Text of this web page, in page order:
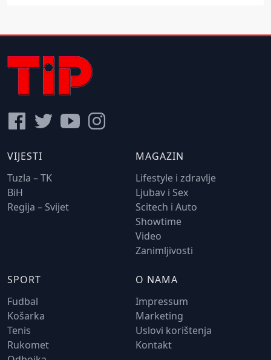
VIJESTI
Tuzla – TK
BiH
Regija – Svijet
MAGAZIN
Lifestyle i zdravlje
Ljubav i Sex
Scitech i Auto
Showtime
Video
Zanimljivosti
SPORT
Fudbal
Košarka
Tenis
Rukomet
O NAMA
Impressum
Marketing
Uslovi korištenja
Kontakt